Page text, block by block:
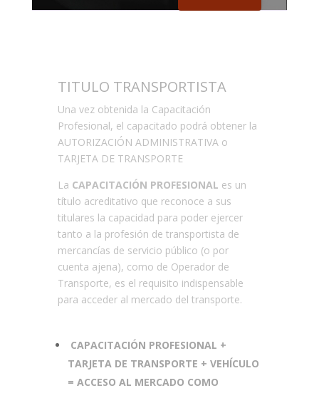
TITULO TRANSPORTISTA
Una vez obtenida la Capacitación
Profesional, el capacitado podrá obtener la
AUTORIZACIÓN ADMINISTRATIVA o
TARJETA DE TRANSPORTE
La CAPACITACIÓN PROFESIONAL es un
título acreditativo que reconoce a sus
titulares la capacidad para poder ejercer
tanto a la profesión de transportista de
mercancías de servicio público (o por
cuenta ajena), como de Operador de
Transporte, es el requisito indispensable
para acceder al mercado del transporte.
CAPACITACIÓN PROFESIONAL +
TARJETA DE TRANSPORTE + VEHÍCULO
= ACCESO AL MERCADO COMO